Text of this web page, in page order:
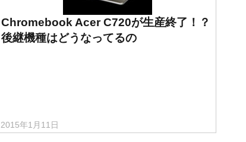
Chromebook Acer C720が生産終了！？
後継機種はどうなってるの
2015年1月11日